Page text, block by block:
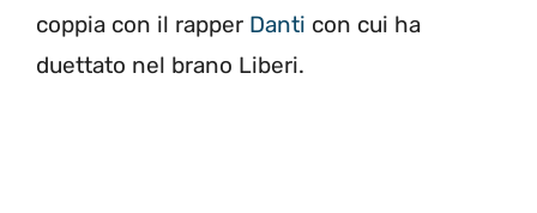
coppia con il rapper Danti con cui ha
duettato nel brano Liberi.